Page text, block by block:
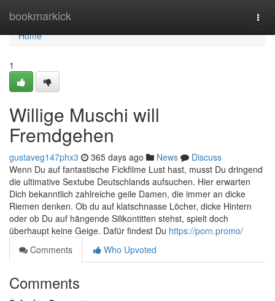
bookmarkick
Home
Home
1
Willige Muschi will
Fremdgehen
gustaveg147phx3 365 days ago News
Discuss
Wenn Du auf fantastische Fickfilme Lust hast, musst Du dringend
die ultimative Sextube Deutschlands aufsuchen. Hier erwarten
Dich bekanntlich zahlreiche geile Damen, die immer an dicke
Riemen denken. Ob du auf klatschnasse Löcher, dicke Hintern
oder ob Du auf hängende Silikontitten stehst, spielt doch
überhaupt keine Geige. Dafür findest Du https://porn.promo/
Comments
Who Upvoted
Comments